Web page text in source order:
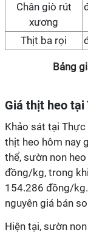
Chân giò rút
xương
Thịt ba rọi
Bảng
Giá thịt heo tại
Khảo sát tại
thịt heo hôm nay
thể, sườn non
đồng/kg, trong
154.286 đồng/
nguyên giá bán
Hiện tại, sườn